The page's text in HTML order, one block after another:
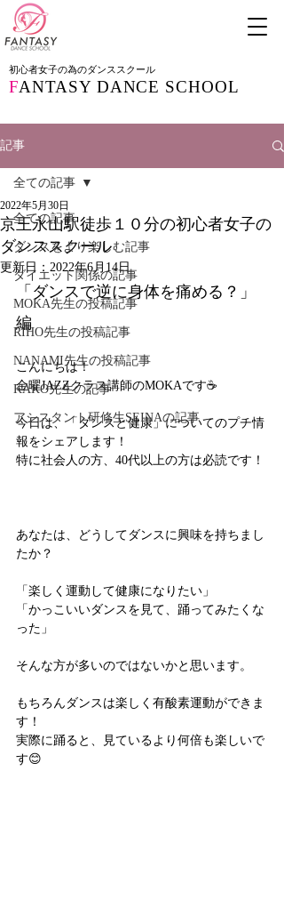
初心者女子の為のダンススクール
FANTASY DANCE SCHOOL
記事
全ての記事
ダンスをより楽しむ記事
ダイエット関係の記事
MOKA先生の投稿記事
RIHO先生の投稿記事
NANAMI先生の投稿記事
KAKO先生の記事
アシスタント研修生SEINAの記事
全ての記事
京王永山駅徒歩１０分の初心者女子の
ダンススクール
2022年5月30日
更新日： 2022年6月14日
「ダンスで逆に身体を痛める？」
編
こんにちは！
金曜JAZZクラス講師のMOKAです☕️
今日は、「ダンスと健康」についてのプチ情
報をシェアします！
特に社会人の方、40代以上の方は必読です！
あなたは、どうしてダンスに興味を持ちまし
たか？
「楽しく運動して健康になりたい」
「かっこいいダンスを見て、踊ってみたくな
った」
そんな方が多いのではないかと思います。
もちろんダンスは楽しく有酸素運動ができま
す！
実際に踊ると、見ているより何倍も楽しいで
す😊